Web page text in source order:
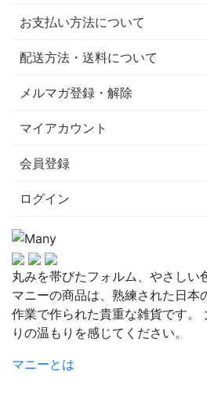
お支払い方法について
配送方法・送料について
メルマガ登録・解除
マイアカウント
会員登録
ログイン
丸みを帯びたフォルム、やさしい
マニーの商品は、熟練された日本
作業で作られた貴重な雑貨です。
りの温もりを感じてください。
マニーとは